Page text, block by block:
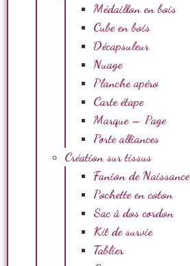
Médaillon en bois
Cube en bois
Décapsuleur
Nuage
Planche apéro
Carte étape
Marque – Page
Porte alliances
Création sur tissus
Fanion de Naissance
Pochette en coton
Sac à dos cordon
Kit de survie
Tablier